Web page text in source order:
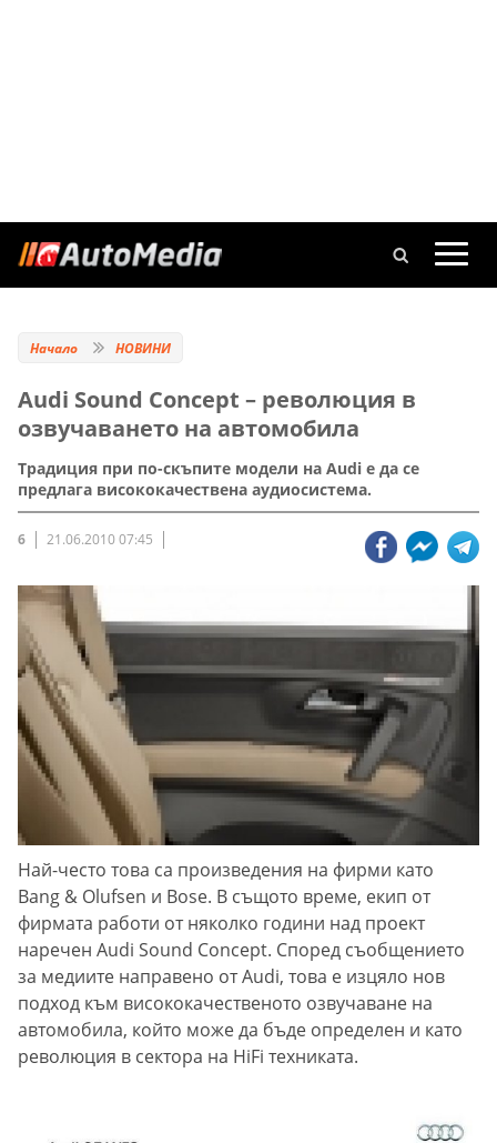
Начало НОВИНИ
Audi Sound Concept – революция в
озвучаването на автомобила
Традиция при по-скъпите модели на Audi е да се
предлага висококачествена аудиосистема.
6 21.06.2010 07:45
Най-често това са произведения на фирми като
Bang & Olufsen и Bose. В същото време, екип от
фирмата работи от няколко години над проект
наречен Audi Sound Concept. Според съобщението
за медиите направено от Audi, това е изцяло нов
подход към висококачественото озвучаване на
автомобила, който може да бъде определен и като
революция в сектора на HiFi техниката.